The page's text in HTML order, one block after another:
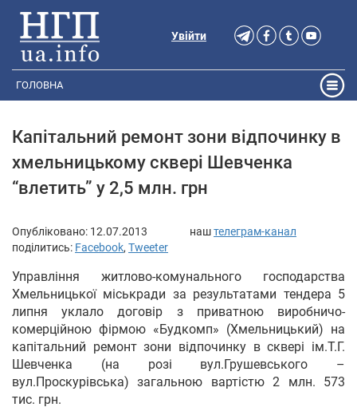
Увійти
ГОЛОВНА
Капітальний ремонт зони відпочинку в
хмельницькому сквері Шевченка
“влетить” у 2,5 млн. грн
Опубліковано: 12.07.2013 наштелеграм-канал
поділитись: Facebook, Tweeter
Управління житлово-комунального господарства
Хмельницької міськради за результатами тендера 5
липня уклало договір з приватною виробничо-
комерційною фірмою «Будкомп» (Хмельницький) на
капітальний ремонт зони відпочинку в сквері ім.Т.Г.
Шевченка (на розі вул.Грушевського –
вул.Проскурівська) загальною вартістю 2 млн. 573
тис. грн.